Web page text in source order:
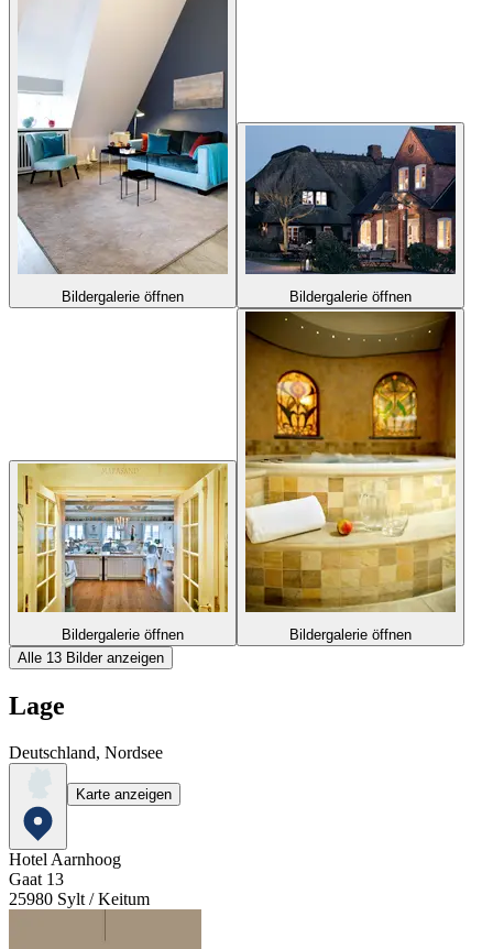
Bildergalerie öffnen Bildergalerie öffnen
Bildergalerie öffnen
Bildergalerie öffnen
Alle 13 Bilder anzeigen
Lage
Deutschland, Nordsee
Karte anzeigen
Hotel Aarnhoog
Gaat 13
25980 Sylt / Keitum